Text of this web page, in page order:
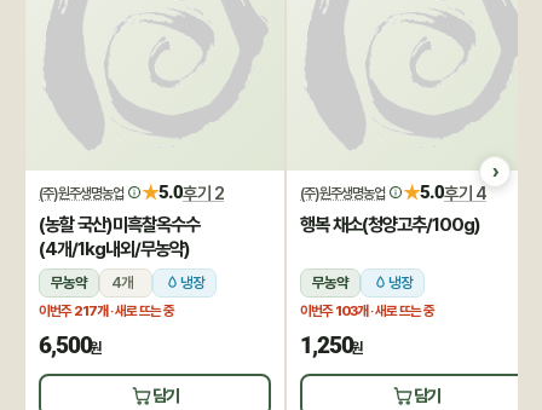
(주)원주생명농업 ★5.0후기 2
(농할 국산)미흑찰옥수수
(4개/1kg내외/무농약)
무농약 4개 냉장
이번주217개 · 새로 뜨는 중
6,500원
담기
(주)원주생명농업 ★5.0후기 4
행복 채소(청양고추/100g)
무농약 냉장
이번주103개 · 새로 뜨는 중
1,250원
담기